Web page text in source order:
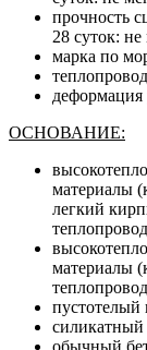
прочность
28 суток:
марка по
деформация
ОСНОВАНИЕ:
материалы
легкий
материалы
пустотелый